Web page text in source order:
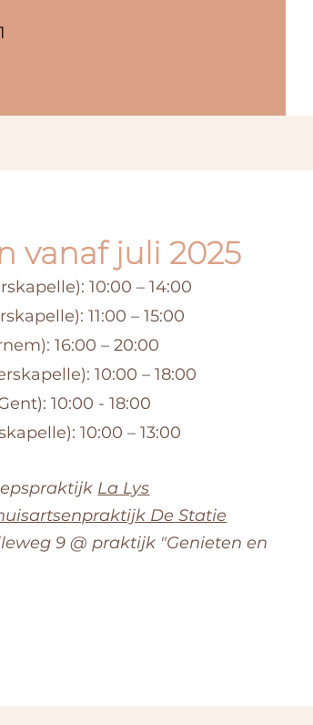
vanaf juli 2025
10:00 – 14:00
11:00 – 15:00
16:00 – 20:00
10:00 – 18:00
10:00 - 18:00
10:00 – 13:00
La Lys
De Statie
9 @ praktijk "Genieten en